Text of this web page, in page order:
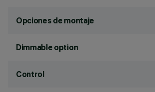
Opciones de montaje
Dimmable option
Control